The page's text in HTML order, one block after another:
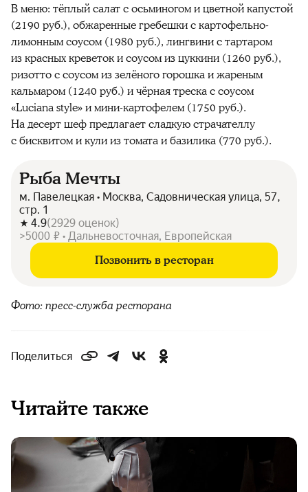
В меню: тёплый салат с осьминогом и цветной капустой
(2190 руб.), обжаренные гребешки с картофельно-
лимонным соусом (1980 руб.), лингвини с тартаром
из красных креветок и соусом из цуккини (1260 руб.),
ризотто с соусом из зелёного горошка и жареным
кальмаром (1240 руб.) и чёрная треска с соусом
«Luciana style» и мини-картофелем (1750 руб.).
На десерт шеф предлагает сладкую страчателлу
с бисквитом и кули из томата и базилика (770 руб.).
Рыба Мечты
м. Павелецкая • Москва, Садовническая улица, 57,
стр. 1
4.9(2929 оценок)
>5000 ₽ • Дальневосточная, Европейская
Позвонить в ресторан
Фото: пресс-служба ресторана
Поделиться
Читайте также